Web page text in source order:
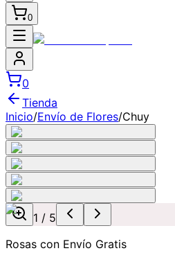
0
0
Tienda
Inicio/Envío de Flores/Chuy
1 / 5
Rosas con Envío Gratis